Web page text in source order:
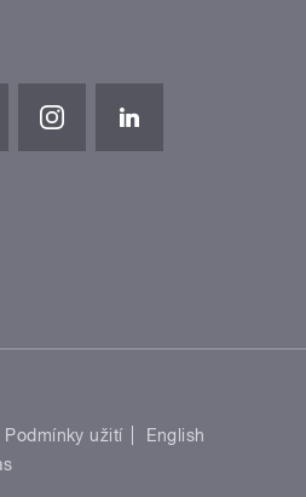
Podmínky užití
English